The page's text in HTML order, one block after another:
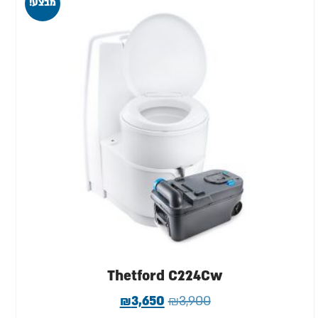
מבצע!
Thetford C224Cw
₪3,900
₪3,650